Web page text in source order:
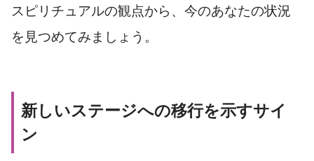
スピリチュアルの観点から、今のあなたの状況
を見つめてみましょう。
新しいステージへの移行を示すサイ
ン